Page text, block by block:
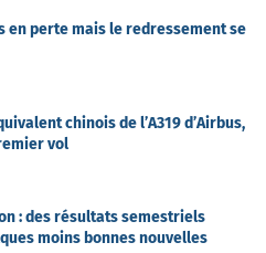
en perte mais le redressement se
chinois de l’A319 d’Airbus,
vol
: des résultats semestriels
moins bonnes nouvelles